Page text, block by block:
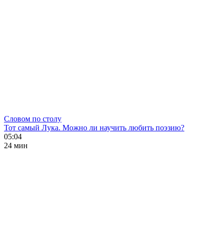
Словом по столу
Тот самый Лука. Можно ли научить любить поэзию?
05:04
24 мин